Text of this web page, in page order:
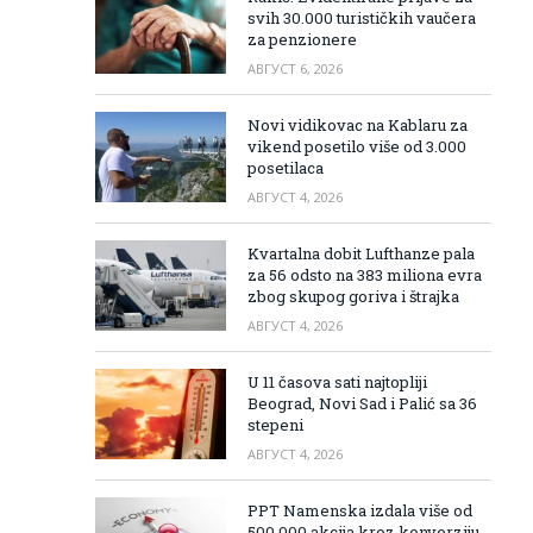
svih 30.000 turističkih vaučera
za penzionere
АВГУСТ 6, 2026
Novi vidikovac na Kablaru za
vikend posetilo više od 3.000
posetilaca
АВГУСТ 4, 2026
Kvartalna dobit Lufthanze pala
za 56 odsto na 383 miliona evra
zbog skupog goriva i štrajka
АВГУСТ 4, 2026
U 11 časova sati najtopliji
Beograd, Novi Sad i Palić sa 36
stepeni
АВГУСТ 4, 2026
PPT Namenska izdala više od